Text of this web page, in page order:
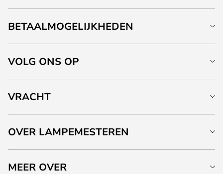
BETAALMOGELIJKHEDEN
VOLG ONS OP
VRACHT
OVER LAMPEMESTEREN
MEER OVER